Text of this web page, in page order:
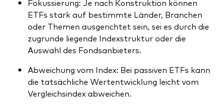
Fokussierung: Je nach Konstruktion können
ETFs stark auf bestimmte Länder, Branchen
oder Themen ausgerichtet sein, sei es durch die
zugrunde liegende Indexstruktur oder die
Auswahl des Fondsanbieters.
Abweichung vom Index: Bei passiven ETFs kann
die tatsächliche Wertentwicklung leicht vom
Vergleichsindex abweichen.